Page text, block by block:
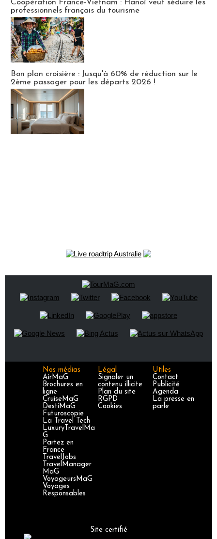
Coopération France-Vietnam : Hanoï veut séduire les
professionnels français du tourisme
Bon plan croisière : Jusqu'à 60% de réduction sur le
2ème passager pour les départs 2026 !
Nos médias
AirMaG
Brochures en
ligne
CruiseMaG
DestiMaG
Futuroscopie
La Travel Tech
LuxuryTravelMa
G
Partez en
France
TravelJobs
TravelManager
MaG
VoyageursMaG
Voyages
Responsables
Légal
Signaler un
contenu illicite
Plan du site
RGPD
Cookies
Utiles
Contact
Publicité
Agenda
La presse en
parle
Site certifié